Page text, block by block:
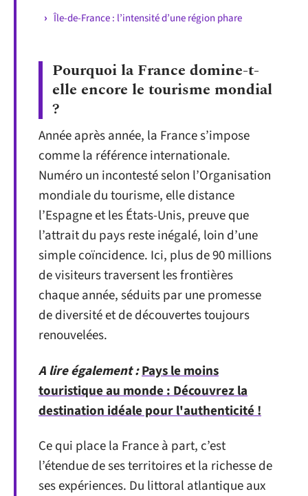
Île-de-France : l’intensité d’une région phare
Pourquoi la France domine-t-
elle encore le tourisme mondial
?
Année après année, la France s’impose
comme la référence internationale.
Numéro un incontesté selon l’Organisation
mondiale du tourisme, elle distance
l’Espagne et les États-Unis, preuve que
l’attrait du pays reste inégalé, loin d’une
simple coïncidence. Ici, plus de 90 millions
de visiteurs traversent les frontières
chaque année, séduits par une promesse
de diversité et de découvertes toujours
renouvelées.
A lire également :Pays le moins
touristique au monde : Découvrez la
destination idéale pour l'authenticité !
Ce qui place la France à part, c’est
l’étendue de ses territoires et la richesse de
ses expériences. Du littoral atlantique aux